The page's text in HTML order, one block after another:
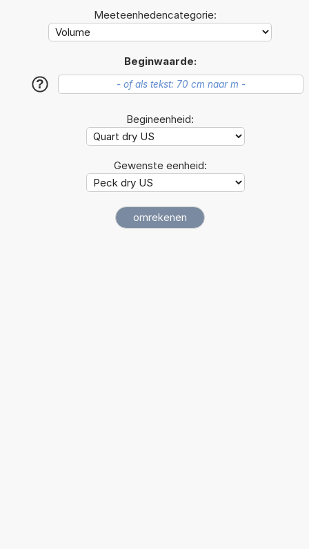
Meeteenhedencategorie:
Beginwaarde:
?
Begineenheid:
Gewenste eenheid: